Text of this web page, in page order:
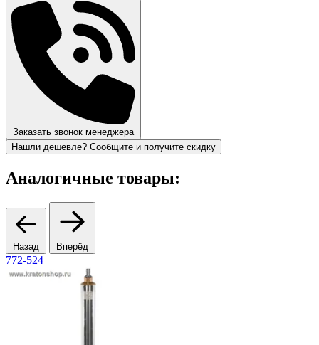
Заказать звонок менеджера
Нашли дешевле? Сообщите и получите скидку
Аналогичные товары:
Назад Вперёд
772-524